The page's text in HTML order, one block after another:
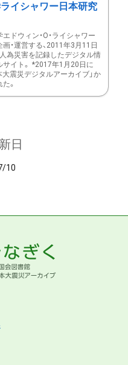
イシャワー日本研究
ドウィン・O・ライシャワー
・運営する、2011年3月11日
為災害を記録したデジタル情
サイト。 *2017年1月20日に
大震災デジタルアーカイブ」か
。
日
10